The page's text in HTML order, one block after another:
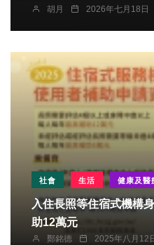
胡月 2026年七月18日
社會 生活 健康及醫
入住長照等住宿式機構身障人士 新竹
助12萬元
鄭銘德 2025年八月12